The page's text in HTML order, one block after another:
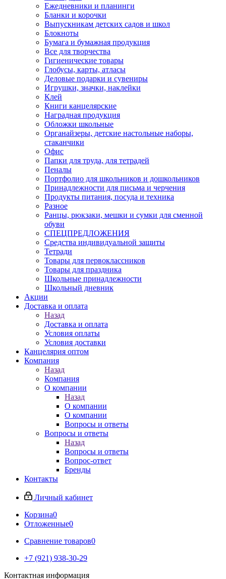
Ежедневники и планинги
Бланки и корочки
Выпускникам детских садов и школ
Блокноты
Бумага и бумажная продукция
Все для творчества
Гигиенические товары
Глобусы, карты, атласы
Деловые подарки и сувениры
Игрушки, значки, наклейки
Клей
Книги канцелярские
Наградная продукция
Обложки школьные
Органайзеры, детские настольные наборы,
стаканчики
Офис
Папки для труда, для тетрадей
Пеналы
Портфолио для школьников и дошкольников
Принадлежности для письма и черчения
Продукты питания, посуда и техника
Разное
Ранцы, рюкзаки, мешки и сумки для сменной
обуви
СПЕЦПРЕДЛОЖЕНИЯ
Средства индивидуальной защиты
Тетради
Товары для первоклассников
Товары для праздника
Школьные принадлежности
Школьный дневник
Акции
Доставка и оплата
Назад
Доставка и оплата
Условия оплаты
Условия доставки
Канцелярия оптом
Компания
Назад
Компания
О компании
Назад
О компании
О компании
Вопросы и ответы
Вопросы и ответы
Назад
Вопросы и ответы
Вопрос-ответ
Бренды
Контакты
Личный кабинет
Корзина0
Отложенные0
Сравнение товаров0
+7 (921) 938-30-29
Контактная информация